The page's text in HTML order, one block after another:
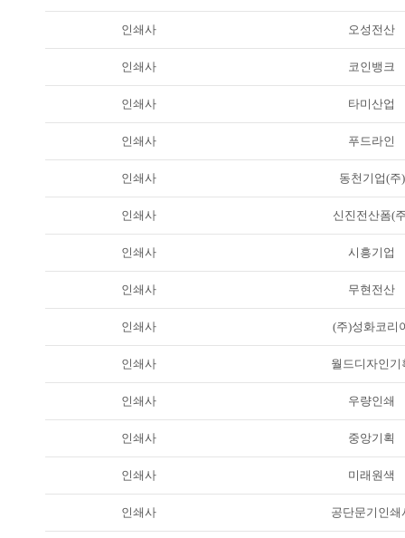
인쇄사 오성전산
인쇄사 코인뱅크
인쇄사 타미산업
인쇄사 푸드라인
인쇄사 동천기업(주)
인쇄사 신진전산폼(
인쇄사 시흥기업
인쇄사 무현전산
인쇄사 (주)성화코리
인쇄사 월드디자인기
인쇄사 우량인쇄
인쇄사 중앙기획
인쇄사 미래원색
인쇄사 공단문기인쇄